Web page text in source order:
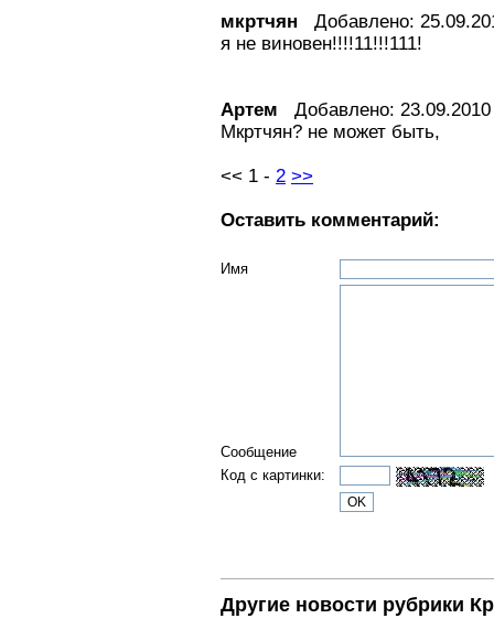
мкртчян Добавлено:
я не виновен!!!!11!!!111!
Артем Добавлено: 23.09.2010
Мкртчян? не может быть,
<< 1 - 2 >>
Оставить комментарий:
Имя
Сообщение
Код с картинки:
Другие новости рубрики